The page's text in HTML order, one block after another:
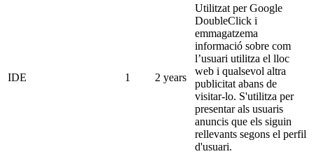
IDE 1 2 years
Utilitzat per Google
DoubleClick i
emmagatzema
informació sobre com
l’usuari utilitza el lloc
web i qualsevol altra
publicitat abans de
visitar-lo. S'utilitza per
presentar als usuaris
anuncis que els siguin
rellevants segons el perfil
d'usuari.